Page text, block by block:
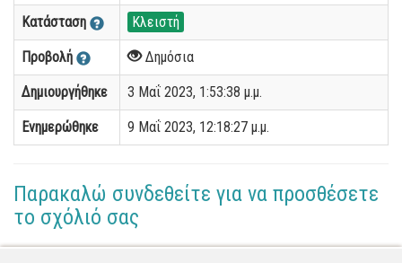
Κατάσταση Κλειστή
Προβολή Δημόσια
Δημιουργήθηκε 3 Μαΐ 2023, 1:53:38 μ.μ.
Ενημερώθηκε 9 Μαΐ 2023, 12:18:27 μ.μ.
Παρακαλώ συνδεθείτε για να προσθέσετε
το σχόλιό σας